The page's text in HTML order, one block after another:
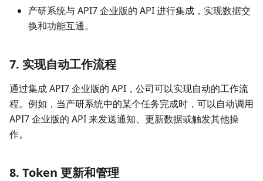
产研系统与 API7 企业版的 API 进行集成，实现数据交
换和功能互通。
7. 实现自动工作流程
通过集成 API7 企业版的 API，公司可以实现自动的工作流
程。例如，当产研系统中的某个任务完成时，可以自动调用
API7 企业版的 API 来发送通知、更新数据或触发其他操
作。
8. Token 更新和管理